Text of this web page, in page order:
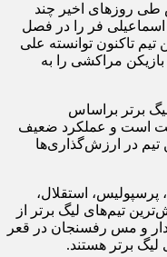
طی روز‌های اخیر چند
و اسماعیلی فر را در فصل
تیم تاکنون توانسته علی
بازیکن مراکشی را به
برتر براساس
است و عملکرد ضعیف
تیم در ارزش‌گذاری‌ها
استقلال،
تیم‌های لیگ برتر از
و مس رفسنجان در قعر
لیگ برتر هستند.